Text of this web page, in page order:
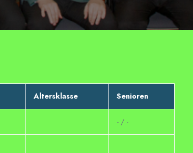
Altersklasse Senioren
- / -